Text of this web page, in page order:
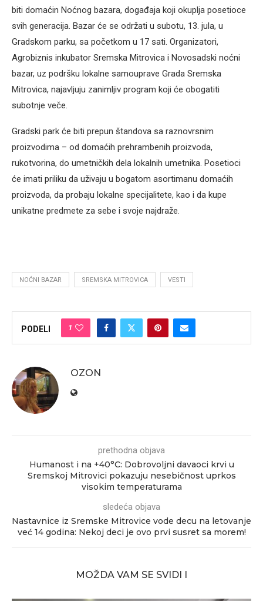
biti domaćin Noćnog bazara, događaja koji okuplja posetioce
svih generacija. Bazar će se održati u subotu, 13. jula, u
Gradskom parku, sa početkom u 17 sati. Organizatori,
Agrobiznis inkubator Sremska Mitrovica i Novosadski noćni
bazar, uz podršku lokalne samouprave Grada Sremska
Mitrovica, najavljuju zanimljiv program koji će obogatiti
subotnje veče.
Gradski park će biti prepun štandova sa raznovrsnim
proizvodima – od domaćih prehrambenih proizvoda,
rukotvorina, do umetničkih dela lokalnih umetnika. Posetioci
će imati priliku da uživaju u bogatom asortimanu domaćih
proizvoda, da probaju lokalne specijalitete, kao i da kupe
unikatne predmete za sebe i svoje najdraže.
NOĆNI BAZAR SREMSKA MITROVICA VESTI
PODELI 1
OZON
prethodna objava
Humanost i na +40°C: Dobrovoljni davaoci krvi u
Sremskoj Mitrovici pokazuju nesebičnost uprkos
visokim temperaturama
sledeća objava
Nastavnice iz Sremske Mitrovice vode decu na letovanje
već 14 godina: Nekoj deci je ovo prvi susret sa morem!
MOŽDA VAM SE SVIDI I